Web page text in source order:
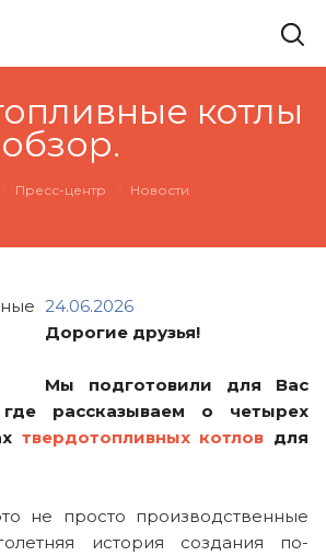
котлы
Пресс-центр Новости
24.06.2026
Дорогие друзья!
Мы подготовили для Вас
рассказываем о четырех
твердотопливных котлов для
не просто производственные
история создания по-